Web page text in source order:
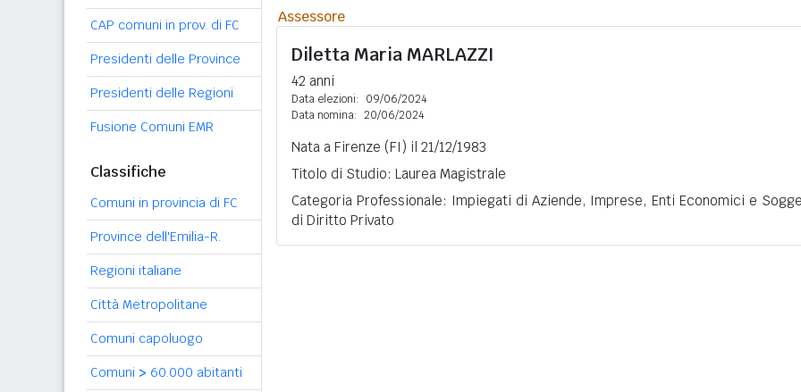
CAP comuni in prov. di FC
Presidenti delle Province
Presidenti delle Regioni
Fusione Comuni EMR
Classifiche
Comuni in provincia di FC
Province dell'Emilia-R.
Regioni italiane
Città Metropolitane
Comuni capoluogo
Comuni > 60.000 abitanti
Assessore
Diletta Maria MARLAZZI
42 anni
Data elezioni:
09/06/2024
Data nomina: 20/06/2024
Nata a Firenze (FI) il 21/12/1983
Titolo di Studio: Laurea Magistrale
Categoria Professionale: Impiegati di Aziende, Imprese, Enti Economici e
di Diritto Privato